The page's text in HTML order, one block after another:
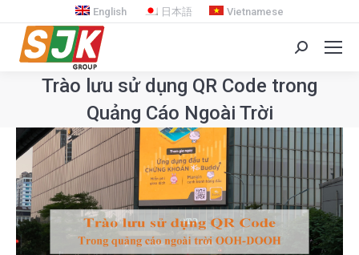
English 日本語 Vietnamese
Search:
Trào lưu sử dụng QR Code trong
Quảng Cáo Ngoài Trời
You are here: